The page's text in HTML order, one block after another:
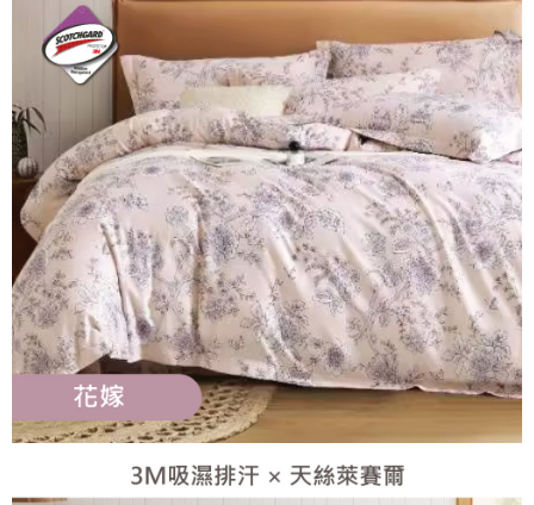
1.分期款項不併入電信帳單，「大哥付你分期」於每月結算日後寄送繳費提
醒簡訊。
2.透過簡訊連結打開帳單後，可選擇「超商條碼／台灣大直營門市／銀行轉
帳／街口支付／iPASS MONEY」等通路繳費。
【注意事項】
1.本服務係由「台灣大哥大股份有限公司」（以下簡稱本公司）所提供，讓
用戶於交易時，得透過本服務購買商品或服務，並由商店將買賣／分期付款
買賣價金債權讓與本公司後，依約使用本公司帳單繳交帳款。
2.基於同意付款使用「大哥付你分期」之契約關係目的，商店將以您的個人
資料（包含姓名、電話或地址）提供予台灣大哥大進項蒐集、處理及利用，
由本公司與您本人進行分期帳單所需資料之確認、核對及更正。
3.完整用戶服務條款，請詳閱以下連結： https://oppay.tw/userRule
【「AFTEE先享後付」結帳流程】
１．於結帳方式選擇「AFTEE先享後付」後，將跳轉至「AFTEE先享後付」
結帳頁面，進行簡訊認證並確認金額後，即可完成結帳。
２．訂單成立數日內，您將收到繳費通知簡訊。
３．收到繳費通知簡訊後14天內，點擊此簡訊中的連結，可透過四大超商／
ATM／網路銀行／等多元方式進行付款，方視為交易完成。
※ 請注意：結帳手續完成當下不需立刻繳費，但若您需要取消訂單，請聯絡
購買商品的店家。未經商家同意取消之訂單仍視為有效，需透過AFTEE先享
後付繳納相關費用。
※ 交易是否成功請以「AFTEE先享後付 」之結帳頁面顯示為準，若有關於
是否繳費成功／繳費後需取消欲退款等相關疑問，請聯繫「AFTEE先享後付
客戶支援中心」https://netprotections.freshdesk.com/support/home
【注意事項】
１．透過由恩沛科技股份有限公司提供之「AFTEE先享後付」服務完成之交
易，需依本服務之必要範圍內提供個人資料，並將交易相關給付款項請求債
權轉讓予恩沛科技股份有限公司。
２．關於個人資料處理事宜，請瀏覽以下網址：
https://aftee.tw/terms/#terms3
３．未成年的使用者請事先徵得法定代理人或監護人之同意方可使用
４．使用「AFTEE先享後付」時，將依據個別帳號之用戶狀況，依本公司即
每筆NT$65，滿NT$990(含以上)免運費
付款後全家取貨
每筆NT$65，滿NT$990(含以上)免運費
萊爾富取貨付款
每筆NT$60，滿NT$990(含以上)免運費
付款後萊爾富取貨
每筆NT$60，滿NT$990(含以上)免運費
7-11取貨付款
每筆NT$65，滿NT$990(含以上)免運費
付款後7-11取貨
每筆NT$65，滿NT$990(含以上)免運費
大型超重物流運送
每筆NT$150，滿NT$990(含以上)免運費